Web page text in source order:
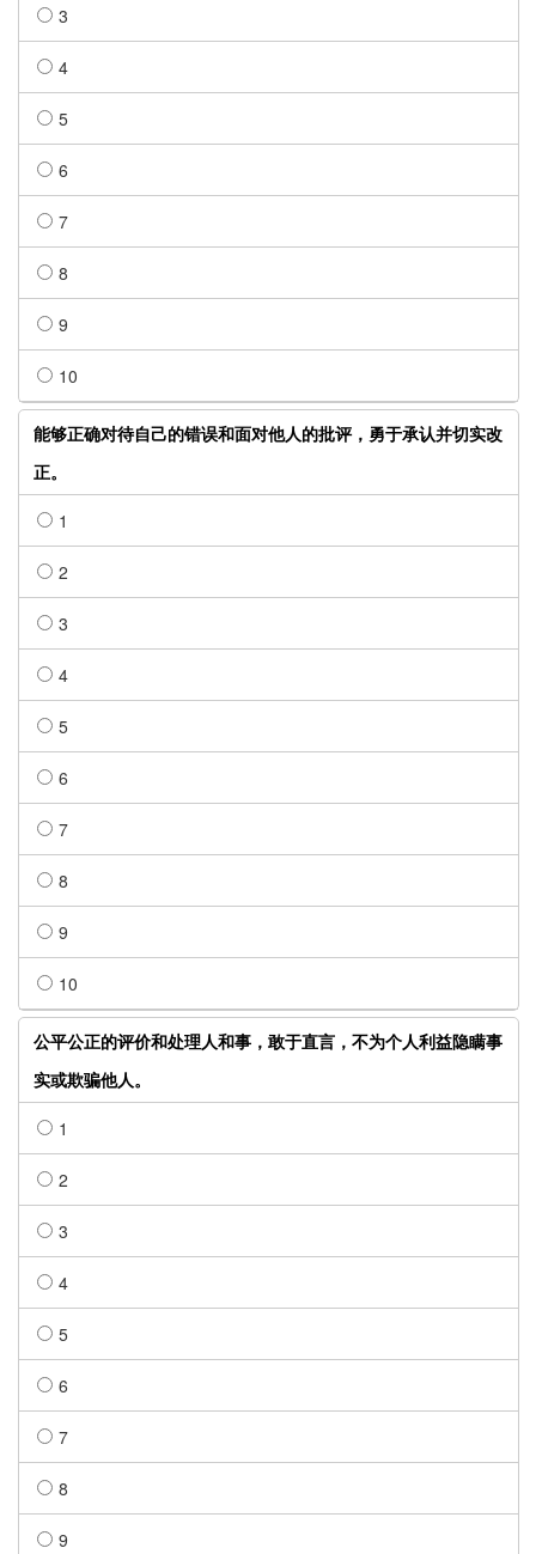
3
4
5
6
7
8
9
10
能够正确对待自己的错误和面对他人的批评，勇于承认并切实改
正。
1
2
3
4
5
6
7
8
9
10
公平公正的评价和处理人和事，敢于直言，不为个人利益隐瞒事
实或欺骗他人。
1
2
3
4
5
6
7
8
9